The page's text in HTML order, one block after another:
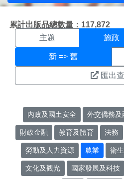
累計出版品總數量：117,872
施政搜尋結果
主題 施政
新 => 舊
匯出
內政及國土安全 外交僑務及
財政金融 教育及體育 法務
勞動及人力資源 農業 衛
文化及觀光 國家發展及科技